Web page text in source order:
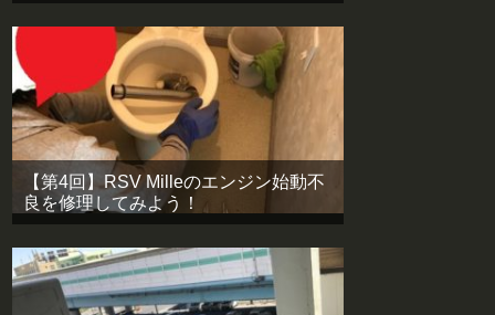
【第4回】RSV Milleのエンジン始動不
良を修理してみよう！